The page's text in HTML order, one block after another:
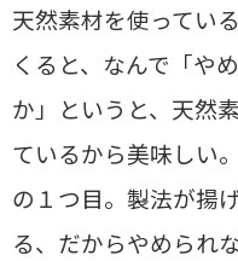
天然素材を使ってい
くると、なんで「や
か」というと、天然
ているから美味しい
の１つ目。製法が揚
る、だからやめられ